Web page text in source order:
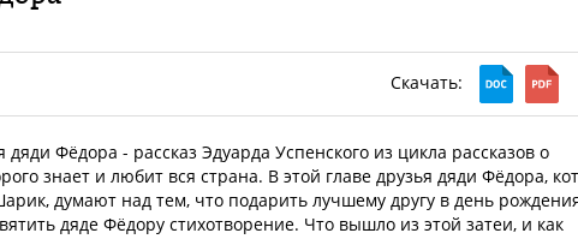
Скачать:
Фёдора - рассказ Эдуарда Успенского из цикла рассказов о
знает и любит вся страна. В этой главе друзья дяди Фёдора, кот
думают над тем, что подарить лучшему другу в день
дяде Фёдору стихотворение. Что вышло из этой затеи, и как